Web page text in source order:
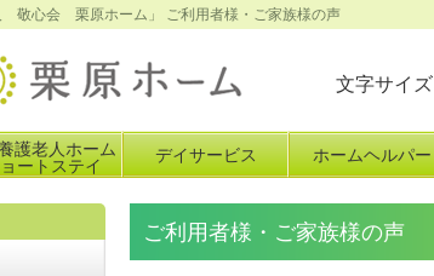
敬心会 栗原ホーム」 ご利用者様・ご家族様の声
文字サイズ
護老人ホーム
ートステイ
デイサービス ホームヘルパー
ご利用者様・ご家族様の声